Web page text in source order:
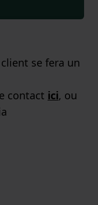
se fera un
contact ici, ou